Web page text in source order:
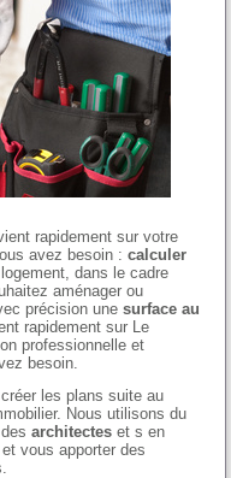
rapidement sur votre
avez besoin :calculer
dans le cadre
aménager ou
précision unesurface au
rapidement sur Le
professionnelle et
besoin.
les plans suite au
Nous utilisons du
desarchitectes et s en
vous apporter des